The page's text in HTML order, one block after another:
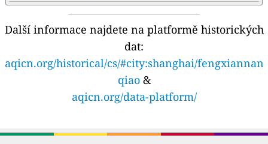
Další informace najdete na platformě historických
dat:
aqicn.org/historical/cs/#city:shanghai/fengxiannan
qiao&
aqicn.org/data-platform/